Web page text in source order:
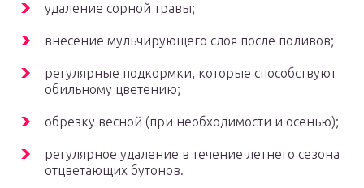
удаление сорной травы;
внесение мульчирующего слоя после поливов;
регулярные подкормки, которые способствуют
обильному цветению;
обрезку весной (при необходимости и осенью);
регулярное удаление в течение летнего сезона
отцветающих бутонов.